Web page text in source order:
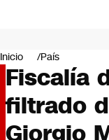
Negocios
Deportes
Programas
Cultura
Servicios
Bits
Inicio País
Fiscalía
filtrado